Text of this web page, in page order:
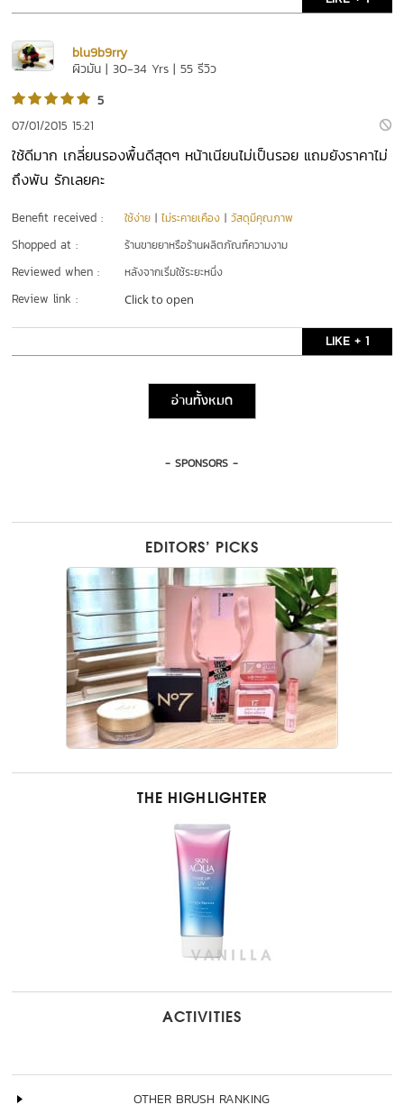
blu9b9rry
ผิวมัน | 30-34 Yrs | 55 รีวิว
5
07/01/2015 15:21
ใช้ดีมาก เกลี่ยนรองพื้นดีสุดๆ หน้าเนียนไม่เป็นรอย แถมยังราคาไม่
ถึงพัน รักเลยคะ
Benefit received : ใช้ง่าย |ไม่ระคายเคือง |วัสดุมีคุณภาพ
Shopped at : ร้านขายยาหรือร้านผลิตภัณฑ์ความงาม
Reviewed when : หลังจากเริ่มใช้ระยะหนึ่ง
Review link : Click to open
LIKE + 1
อ่านทั้งหมด
- SPONSORS -
EDITORS’ PICKS
THE HIGHLIGHTER
ACTIVITIES
OTHER BRUSH RANKING